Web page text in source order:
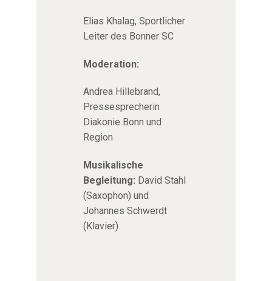
Elias Khalag, Sportlicher
Leiter des Bonner SC
Moderation:
Andrea Hillebrand,
Pressesprecherin
Diakonie Bonn und
Region
Musikalische
Begleitung: David Stahl
(Saxophon) und
Johannes Schwerdt
(Klavier)